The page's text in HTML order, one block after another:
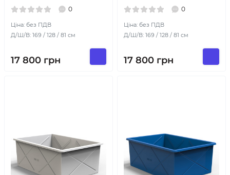
0
Ціна: без ПДВ
Д/Ш/В: 169 / 128 / 81 см
17 800 грн
0
Ціна: без ПДВ
Д/Ш/В: 169 / 128 / 81 см
17 800 грн